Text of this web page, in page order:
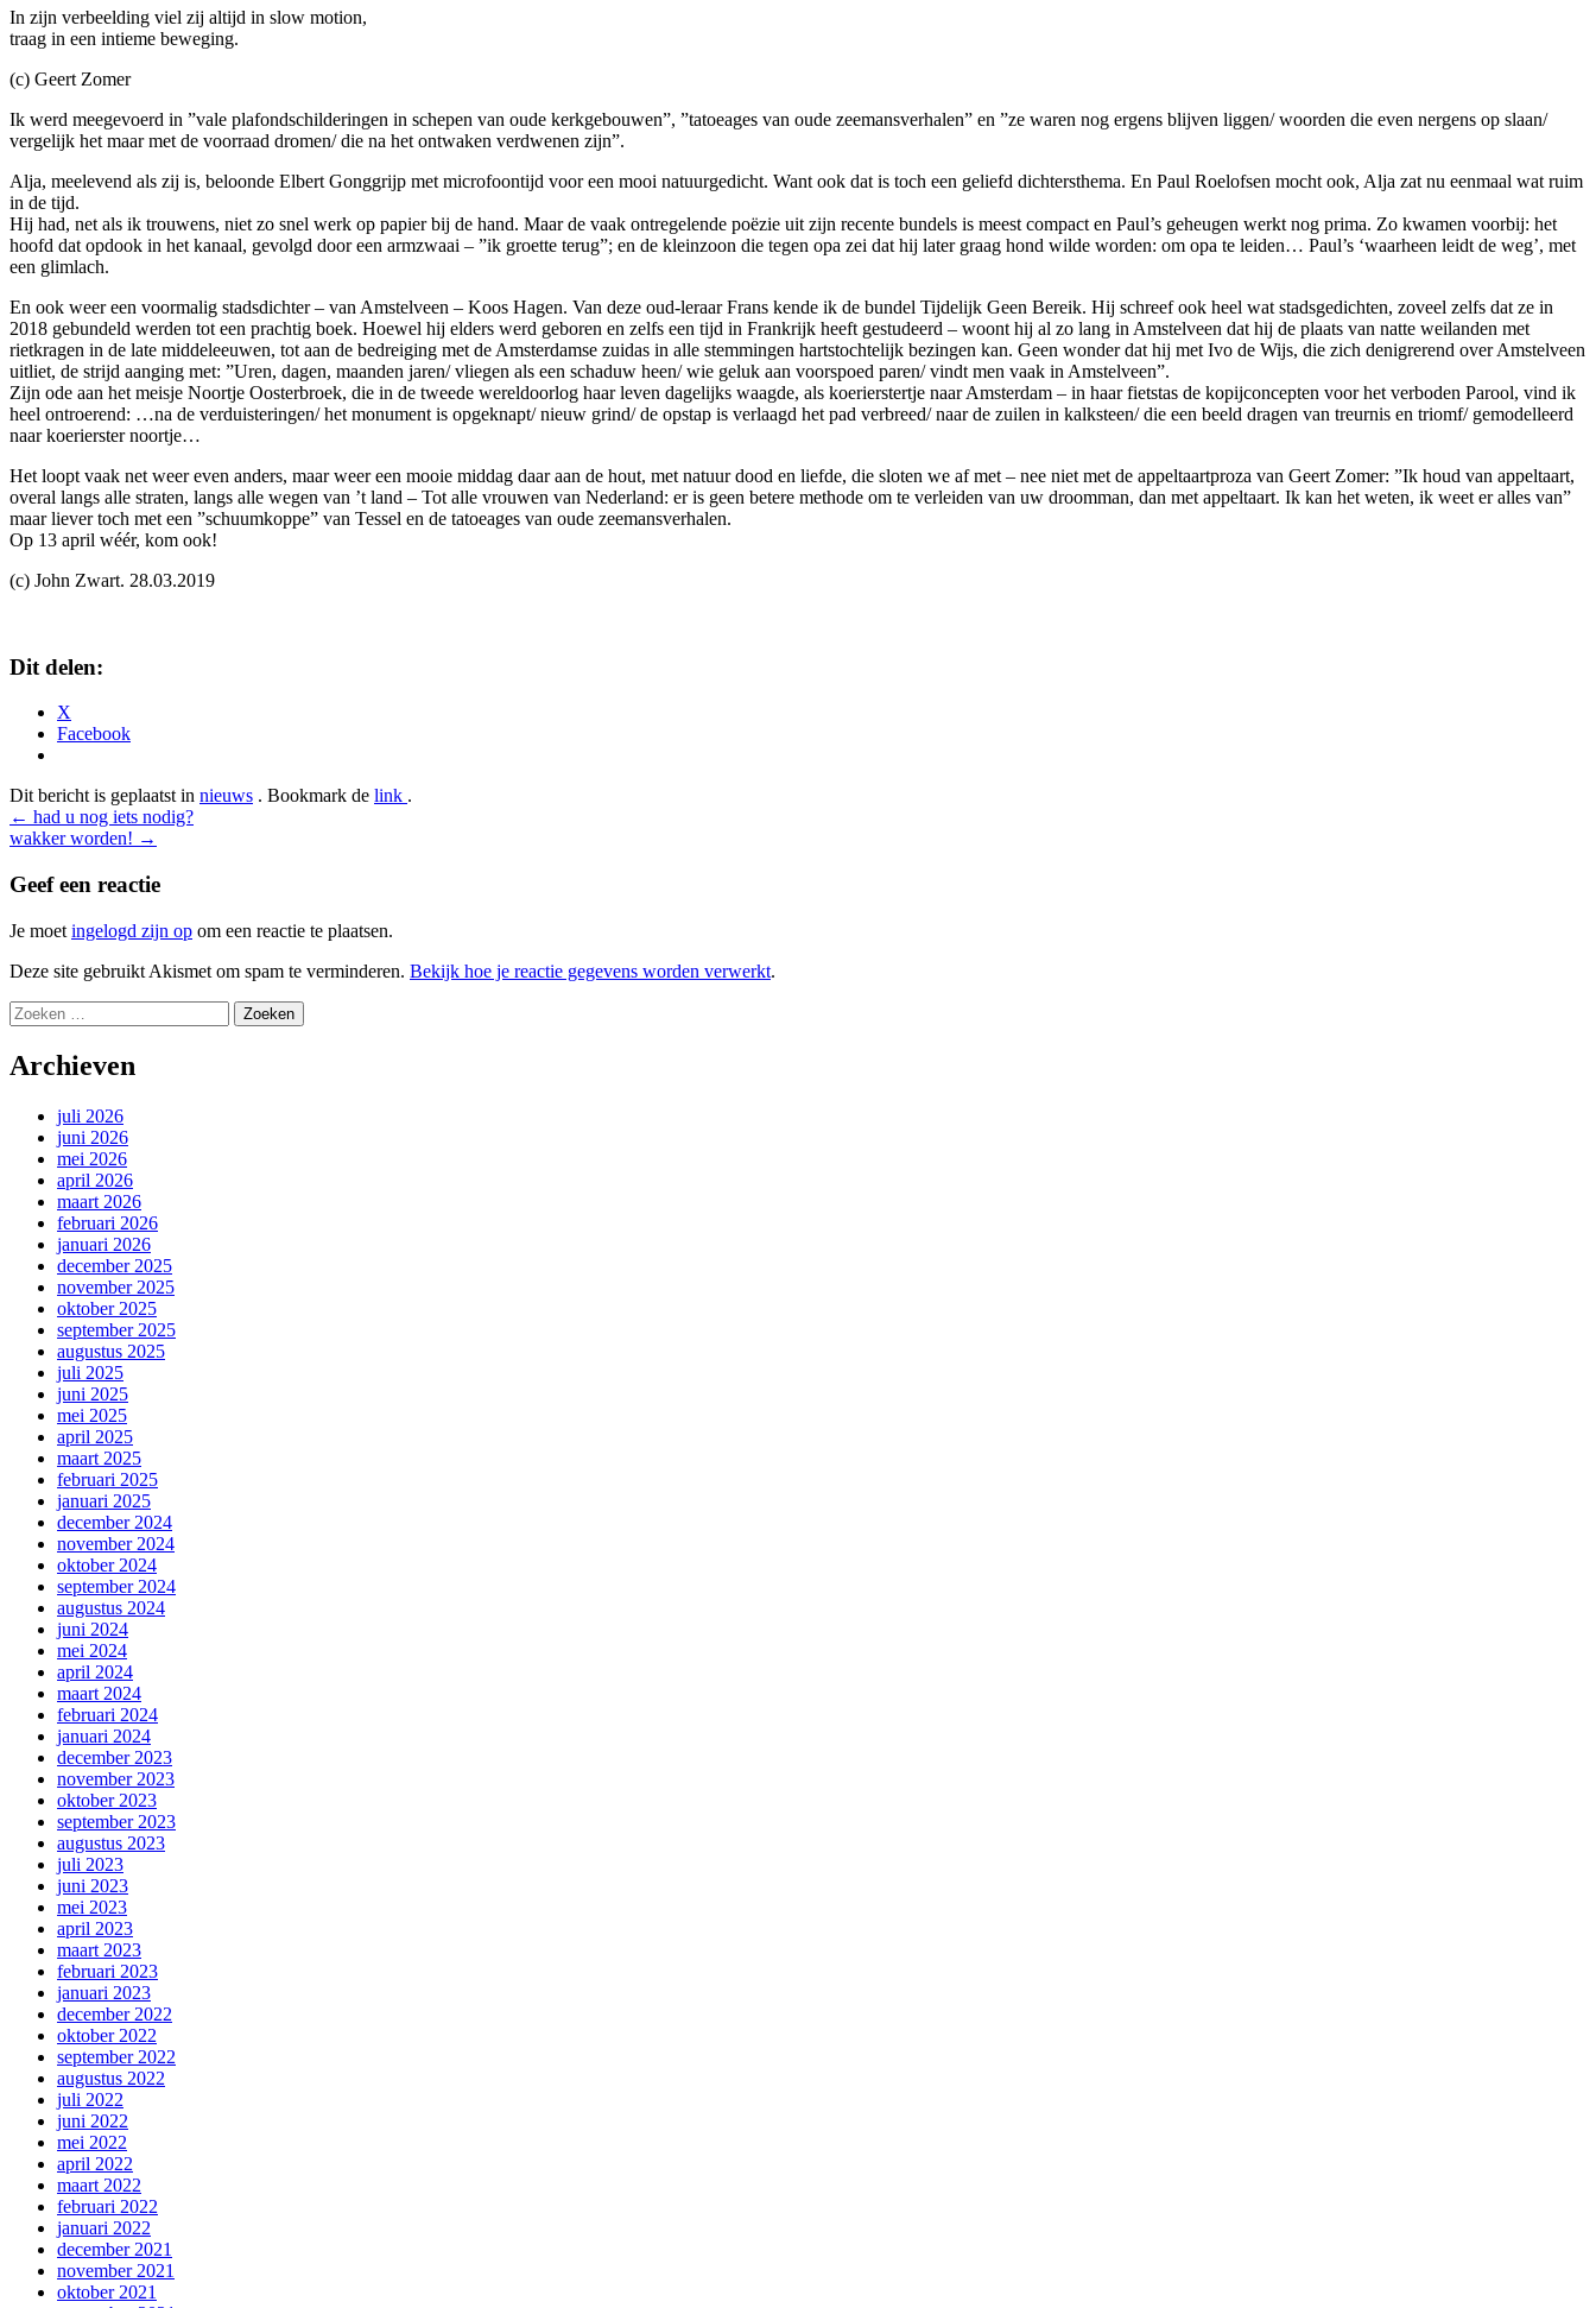
In zijn verbeelding viel zij altijd in slow motion,
traag in een intieme beweging.
(c) Geert Zomer
Ik werd meegevoerd in ”vale plafondschilderingen in schepen van oude kerkgebouwen”, ”tatoeages van oude zeemansverhalen” en ”ze waren nog ergens blijven liggen/ woorden die even nergens op slaan/
vergelijk het maar met de voorraad dromen/ die na het ontwaken verdwenen zijn”.
Alja, meelevend als zij is, beloonde Elbert Gonggrijp met microfoontijd voor een mooi natuurgedicht. Want ook dat is toch een geliefd dichtersthema. En Paul Roelofsen mocht ook, Alja zat nu eenmaal wat ruim
in de tijd.
Hij had, net als ik trouwens, niet zo snel werk op papier bij de hand. Maar de vaak ontregelende poëzie uit zijn recente bundels is meest compact en Paul’s geheugen werkt nog prima. Zo kwamen voorbij: het
hoofd dat opdook in het kanaal, gevolgd door een armzwaai – ”ik groette terug”; en de kleinzoon die tegen opa zei dat hij later graag hond wilde worden: om opa te leiden… Paul’s ‘waarheen leidt de weg’, met
een glimlach.
En ook weer een voormalig stadsdichter – van Amstelveen – Koos Hagen. Van deze oud-leraar Frans kende ik de bundel Tijdelijk Geen Bereik. Hij schreef ook heel wat stadsgedichten, zoveel zelfs dat ze in
2018 gebundeld werden tot een prachtig boek. Hoewel hij elders werd geboren en zelfs een tijd in Frankrijk heeft gestudeerd – woont hij al zo lang in Amstelveen dat hij de plaats van natte weilanden met
rietkragen in de late middeleeuwen, tot aan de bedreiging met de Amsterdamse zuidas in alle stemmingen hartstochtelijk bezingen kan. Geen wonder dat hij met Ivo de Wijs, die zich denigrerend over Amstelveen
uitliet, de strijd aanging met: ”Uren, dagen, maanden jaren/ vliegen als een schaduw heen/ wie geluk aan voorspoed paren/ vindt men vaak in Amstelveen”.
Zijn ode aan het meisje Noortje Oosterbroek, die in de tweede wereldoorlog haar leven dagelijks waagde, als koerierstertje naar Amsterdam – in haar fietstas de kopijconcepten voor het verboden Parool, vind ik
heel ontroerend: …na de verduisteringen/ het monument is opgeknapt/ nieuw grind/ de opstap is verlaagd het pad verbreed/ naar de zuilen in kalksteen/ die een beeld dragen van treurnis en triomf/ gemodelleerd
naar koerierster noortje…
Het loopt vaak net weer even anders, maar weer een mooie middag daar aan de hout, met natuur dood en liefde, die sloten we af met – nee niet met de appeltaartproza van Geert Zomer: ”Ik houd van appeltaart,
overal langs alle straten, langs alle wegen van ’t land – Tot alle vrouwen van Nederland: er is geen betere methode om te verleiden van uw droomman, dan met appeltaart. Ik kan het weten, ik weet er alles van”
maar liever toch met een ”schuumkoppe” van Tessel en de tatoeages van oude zeemansverhalen.
Op 13 april wéér, kom ook!
(c) John Zwart. 28.03.2019
Dit delen:
X
Facebook
Dit bericht is geplaatst in nieuws . Bookmark de link .
Bericht
navigatie
← had u nog iets nodig?
wakker worden! →
Geef een reactie
Je moet ingelogd zijn op om een reactie te plaatsen.
Deze site gebruikt Akismet om spam te verminderen. Bekijk hoe je reactie gegevens worden verwerkt.
Zoeken
naar:
Archieven
juli 2026
juni 2026
mei 2026
april 2026
maart 2026
februari 2026
januari 2026
december 2025
november 2025
oktober 2025
september 2025
augustus 2025
juli 2025
juni 2025
mei 2025
april 2025
maart 2025
februari 2025
januari 2025
december 2024
november 2024
oktober 2024
september 2024
augustus 2024
juni 2024
mei 2024
april 2024
maart 2024
februari 2024
januari 2024
december 2023
november 2023
oktober 2023
september 2023
augustus 2023
juli 2023
juni 2023
mei 2023
april 2023
maart 2023
februari 2023
januari 2023
december 2022
oktober 2022
september 2022
augustus 2022
juli 2022
juni 2022
mei 2022
april 2022
maart 2022
februari 2022
januari 2022
december 2021
november 2021
oktober 2021